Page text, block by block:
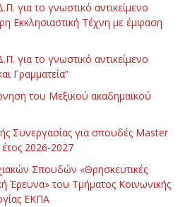
για το γνωστικό αντικείμενο
Εκκλησιαστική Τέχνη με έμφαση
για το γνωστικό αντικείμενο
Γραμματεία”
του Μεξικού ακαδημαϊκού
Συνεργασίας για σπουδές Master
2026-2027
Σπουδών «Θρησκευτικές
Έρευνα» του Τμήματος Κοινωνικής
ΕΚΠΑ